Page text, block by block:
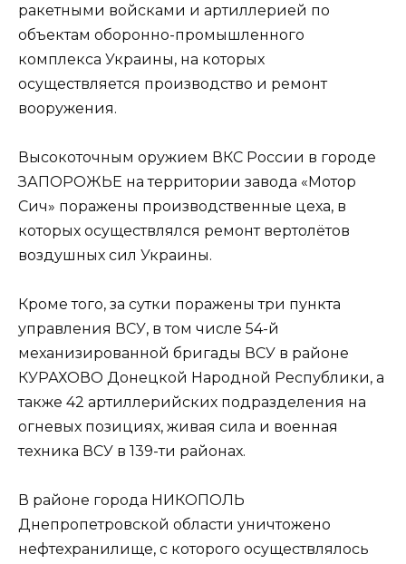
ракетными войсками и артиллерией по
объектам оборонно-промышленного
комплекса Украины, на которых
осуществляется производство и ремонт
вооружения.
Высокоточным оружием ВКС России в городе
ЗАПОРОЖЬЕ на территории завода «Мотор
Сич» поражены производственные цеха, в
которых осуществлялся ремонт вертолётов
воздушных сил Украины.
Кроме того, за сутки поражены три пункта
управления ВСУ, в том числе 54-й
механизированной бригады ВСУ в районе
КУРАХОВО Донецкой Народной Республики, а
также 42 артиллерийских подразделения на
огневых позициях, живая сила и военная
техника ВСУ в 139-ти районах.
В районе города НИКОПОЛЬ
Днепропетровской области уничтожено
нефтехранилище, с которого осуществлялось